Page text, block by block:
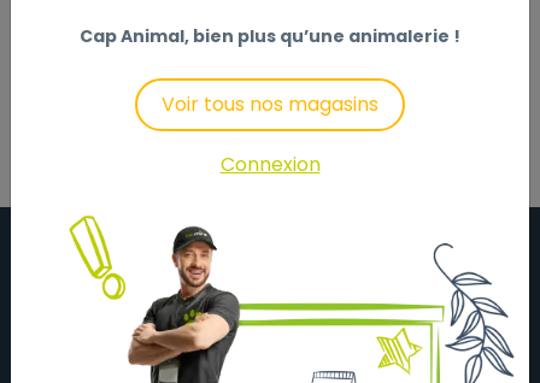
DescriptionLaisser un avis
Cap Animal, bien plus qu’une animalerie !
Voir tous nos magasins
Connexion